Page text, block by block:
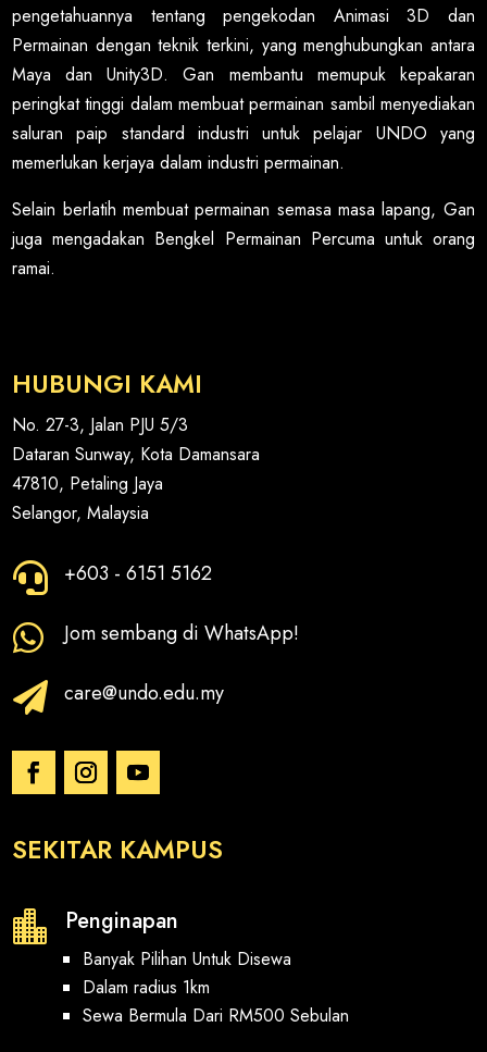
pengetahuannya tentang pengekodan Animasi 3D dan
Permainan dengan teknik terkini, yang menghubungkan antara
Maya dan Unity3D. Gan membantu memupuk kepakaran
peringkat tinggi dalam membuat permainan sambil menyediakan
saluran paip standard industri untuk pelajar UNDO yang
memerlukan kerjaya dalam industri permainan.
Selain berlatih membuat permainan semasa masa lapang, Gan
juga mengadakan Bengkel Permainan Percuma untuk orang
ramai.
HUBUNGI KAMI
No. 27-3, Jalan PJU 5/3
Dataran Sunway, Kota Damansara
47810, Petaling Jaya
Selangor, Malaysia
 +603 - 6151 5162
 Jom sembang di WhatsApp!
 care@undo.edu.my
SEKITAR KAMPUS
 Penginapan
Banyak Pilihan Untuk Disewa
Dalam radius 1km
Sewa Bermula Dari RM500 Sebulan